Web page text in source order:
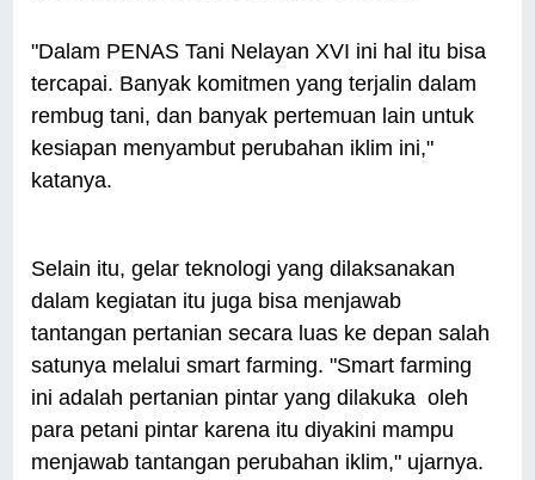
"Dalam PENAS Tani Nelayan XVI ini hal itu bisa
tercapai. Banyak komitmen yang terjalin dalam
rembug tani, dan banyak pertemuan lain untuk
kesiapan menyambut perubahan iklim ini,"
katanya.
Selain itu, gelar teknologi yang dilaksanakan
dalam kegiatan itu juga bisa menjawab
tantangan pertanian secara luas ke depan salah
satunya melalui smart farming. "Smart farming
ini adalah pertanian pintar yang dilakuka oleh
para petani pintar karena itu diyakini mampu
menjawab tantangan perubahan iklim," ujarnya.